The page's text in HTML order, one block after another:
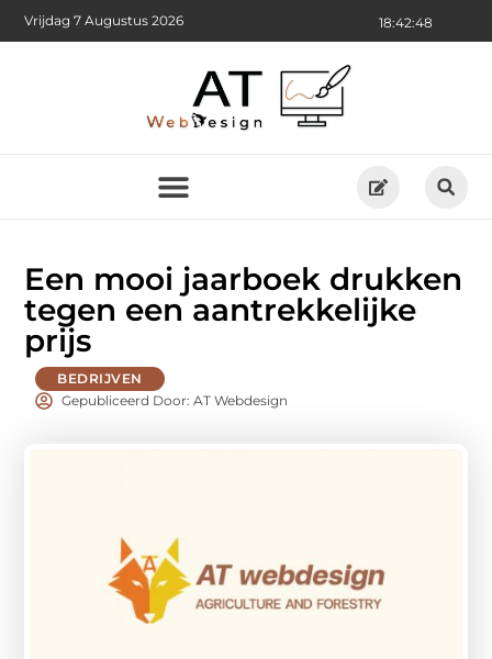
18:42:49
Vrijdag 7 Augustus 2026
Een mooi jaarboek drukken
tegen een aantrekkelijke
prijs
BEDRIJVEN
Gepubliceerd Door: AT Webdesign